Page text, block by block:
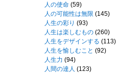
人の使命 (59)
人の可能性は無限 (145)
人生の彩り (93)
人生は楽しむもの (260)
人生をデザインする (113)
人生を愉しむこと (92)
人生力 (94)
人間の達人 (123)